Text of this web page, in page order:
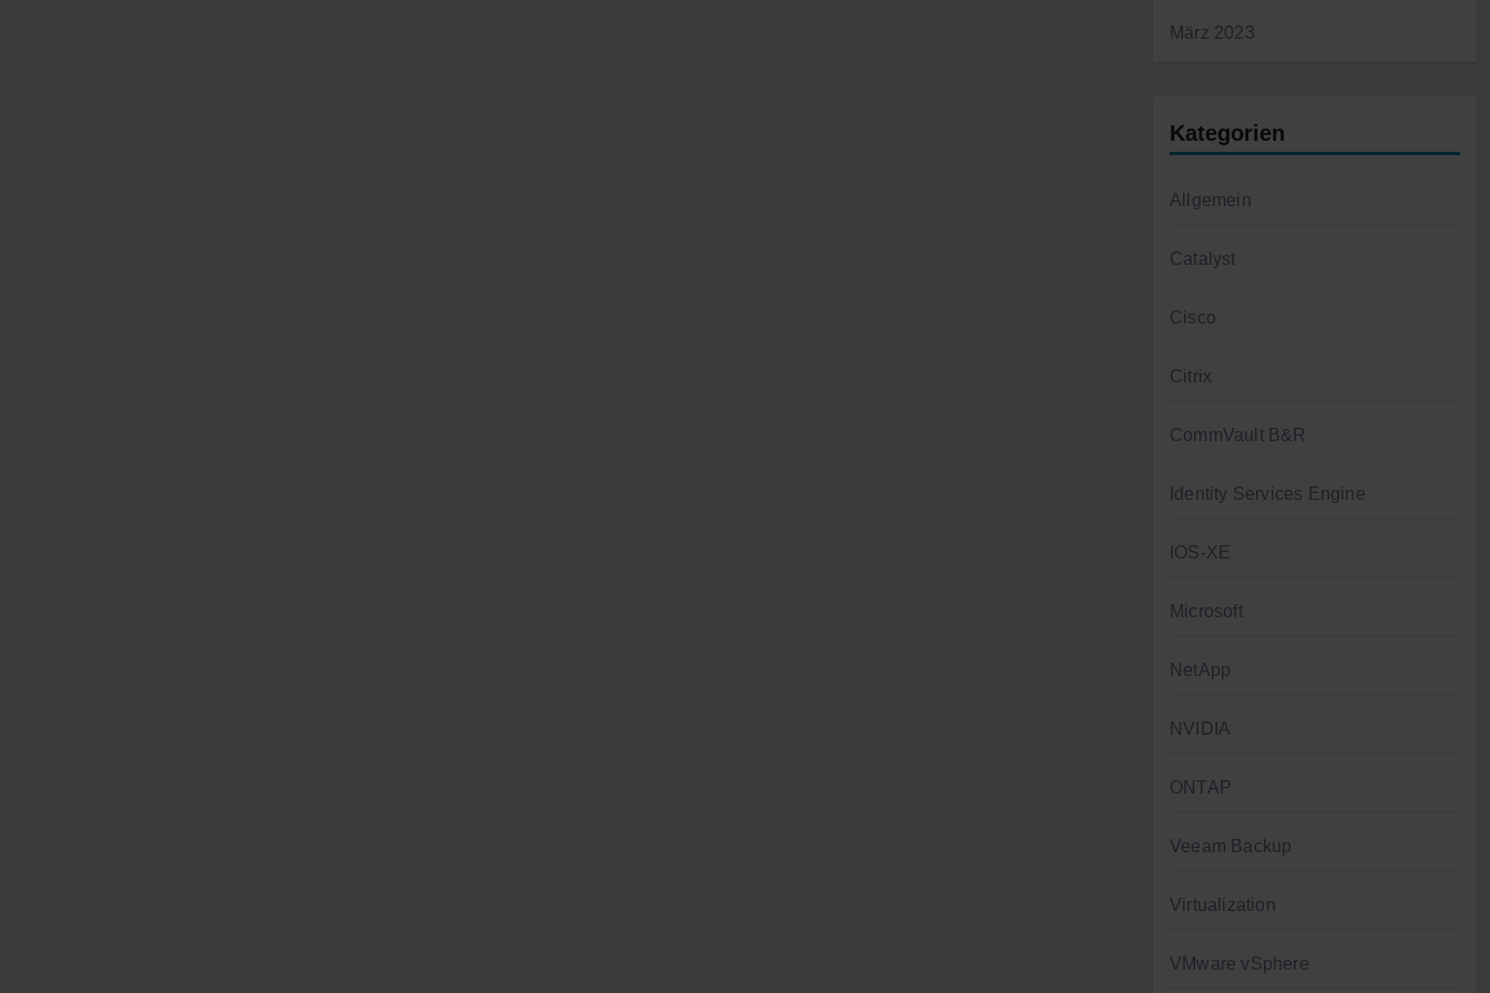
März 2023
Kategorien
Allgemein
Catalyst
Cisco
Citrix
CommVault B&R
Identity Services Engine
IOS-XE
Microsoft
NetApp
NVIDIA
ONTAP
Veeam Backup
Virtualization
VMware vSphere